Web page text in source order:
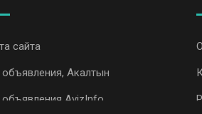
сайта
Акалтын
объявления AvizInfo